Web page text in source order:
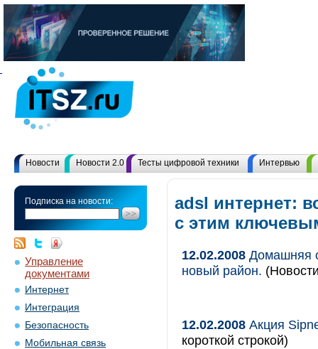
Новости Новости 2.0 Тесты цифровой техники Интервью
Подписка на новости:
Управление
документами
Интернет
Интеграция
Безопасность
Мобильная связь
adsl интернет:
с этим
12.02.2008 Домашняя
новый район.
12.02.2008 Акция
короткой строкой)